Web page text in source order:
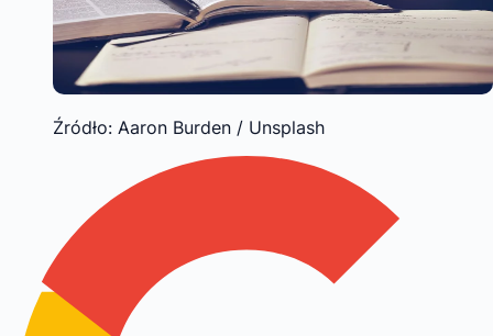
Źródło: Aaron Burden / Unsplash